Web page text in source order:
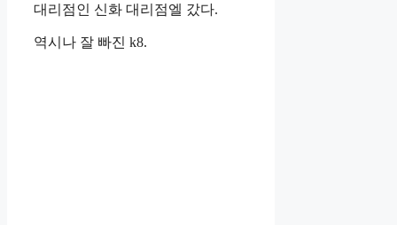
대리점인 신화 대리점엘 갔다.
역시나 잘 빠진 k8.